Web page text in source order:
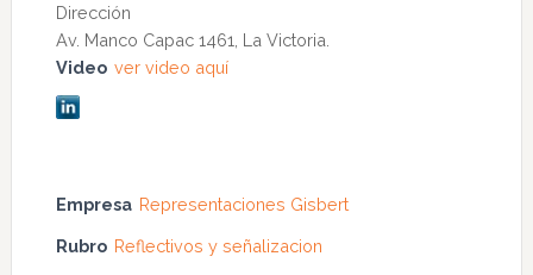
Dirección
Av. Manco Capac 1461, La Victoria.
Video ver video aquí
Empresa Representaciones Gisbert
Rubro Reflectivos y señalizacion